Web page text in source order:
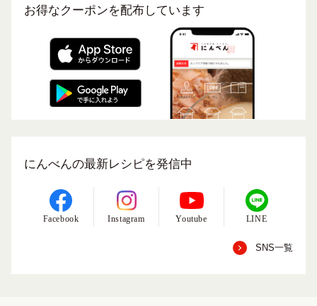
お得なクーポンを配布しています
にんべんの最新レシピを発信中
Facebook Instagram Youtube LINE
SNS一覧